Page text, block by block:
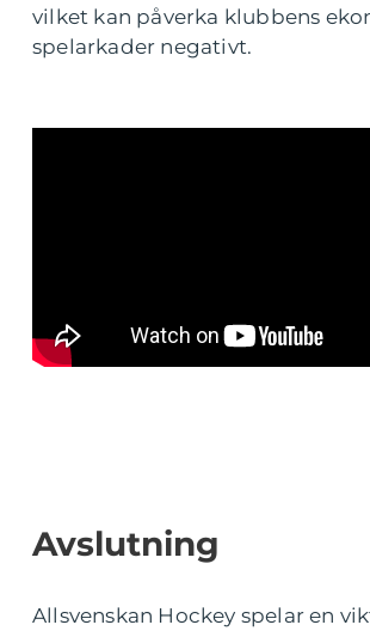
vilket kan påverka klubbens
spelarkader negativt.
Avslutning
Allsvenskan Hockey spelar en